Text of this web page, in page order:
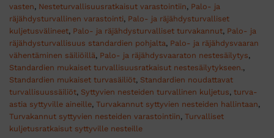
vasten, Nesteturvallisuusratkaisut varastointiin, Palo- ja
räjähdysturvallinen varastointi, Palo- ja räjähdysturvalliset
kuljetusvälineet, Palo- ja räjähdysturvalliset turvakannut, Palo- ja
räjähdysturvallisuus standardien pohjalta, Palo- ja räjähdysvaaran
vähentäminen säiliöillä, Palo- ja räjähdysvaaraton nestesäilytys,
Standardien mukaiset turvallisuusratkaisut nestesäilytykseen.,
Standardien mukaiset turvasäiliöt, Standardien noudattavat
turvallisuussäiliöt, Syttyvien nesteiden turvallinen kuljetus, turva-
astia syttyville aineille, Turvakannut syttyvien nesteiden hallintaan,
Turvakannut syttyvien nesteiden varastointiin, Turvalliset
kuljetusratkaisut syttyville nesteille